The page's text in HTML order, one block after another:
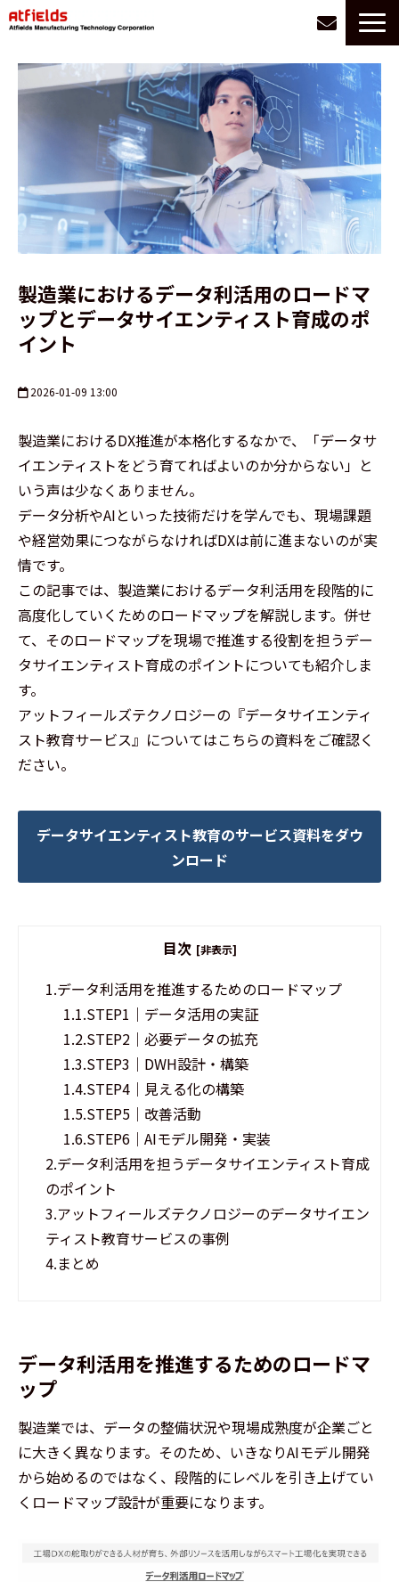
サービス一覧
選ばれる理由
お悩み別に探す
導入事例
会社情報
お役立ち情報
採用
製造業におけるデータ利活用のロードマ
ップとデータサイエンティスト育成のポ
イント
2026-01-09 13:00
製造業におけるDX推進が本格化するなかで、「データサ
イエンティストをどう育てればよいのか分からない」と
いう声は少なくありません。
データ分析やAIといった技術だけを学んでも、現場課題
や経営効果につながらなければDXは前に進まないのが実
情です。
この記事では、製造業におけるデータ利活用を段階的に
高度化していくためのロードマップを解説します。併せ
て、そのロードマップを現場で推進する役割を担うデー
タサイエンティスト育成のポイントについても紹介しま
す。
アットフィールズテクノロジーの『データサイエンティ
スト教育サービス』についてはこちらの資料をご確認く
ださい。
データサイエンティスト教育のサービス資料をダウ
ンロード
目次 [非表示]
1.データ利活用を推進するためのロードマップ
1.1.STEP1｜データ活用の実証
1.2.STEP2｜必要データの拡充
1.3.STEP3｜DWH設計・構築
1.4.STEP4｜見える化の構築
1.5.STEP5｜改善活動
1.6.STEP6｜AIモデル開発・実装
2.データ利活用を担うデータサイエンティスト育成
のポイント
3.アットフィールズテクノロジーのデータサイエン
ティスト教育サービスの事例
4.まとめ
データ利活用を推進するためのロードマ
ップ
製造業では、データの整備状況や現場成熟度が企業ごと
に大きく異なります。そのため、いきなりAIモデル開発
から始めるのではなく、段階的にレベルを引き上げてい
くロードマップ設計が重要になります。